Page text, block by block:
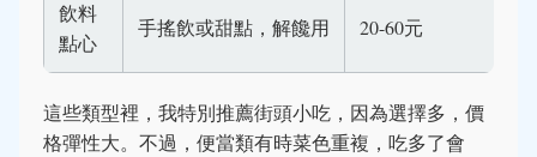
飲料
點心
手搖飲或甜點，解饞用 20-60元
這些類型裡，我特別推薦街頭小吃，因為選擇多，價
格彈性大。不過，便當類有時菜色重複，吃多了會